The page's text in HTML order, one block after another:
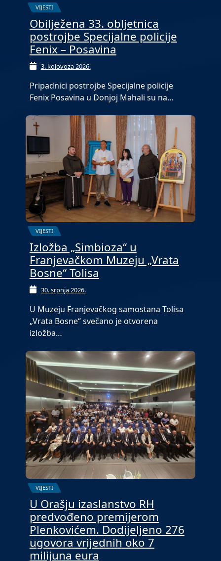
VIJESTI
Obilježena 33. obljetnica
postrojbe Specijalne policije
Fenix – Posavina
3. kolovoza 2026.
Pripadnici postrojbe Specijalne policije
Fenix Posavina u Donjoj Mahali su na…
VIJESTI
Izložba „Simbioza“ u
Franjevačkom Muzeju „Vrata
Bosne“ Tolisa
30. srpnja 2026.
U Muzeju Franjevačkog samostana Tolisa
„Vrata Bosne“ svečano je otvorena
izložba…
VIJESTI
U Orašju izaslanstvo RH
predvođeno premijerom
Plenkovićem. Dodijeljeno 276
ugovora vrijednih oko 7
milijuna eura